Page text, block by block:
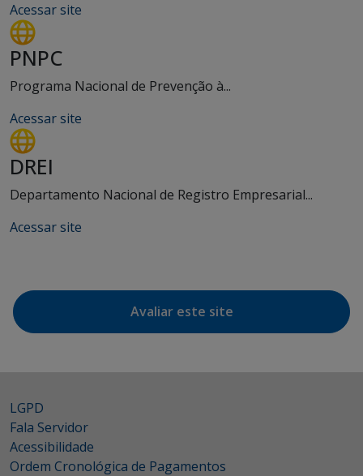
Acessar site
PNPC
Programa Nacional de Prevenção à...
Acessar site
DREI
Departamento Nacional de Registro Empresarial...
Acessar site
Avaliar este site
LGPD
Fala Servidor
Acessibilidade
Ordem Cronológica de Pagamentos